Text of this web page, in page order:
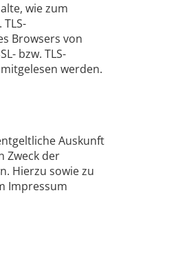
wie zum
Browsers von
bzw. TLS-
werden.
Auskunft
Zweck der
Hierzu sowie zu
Impressum